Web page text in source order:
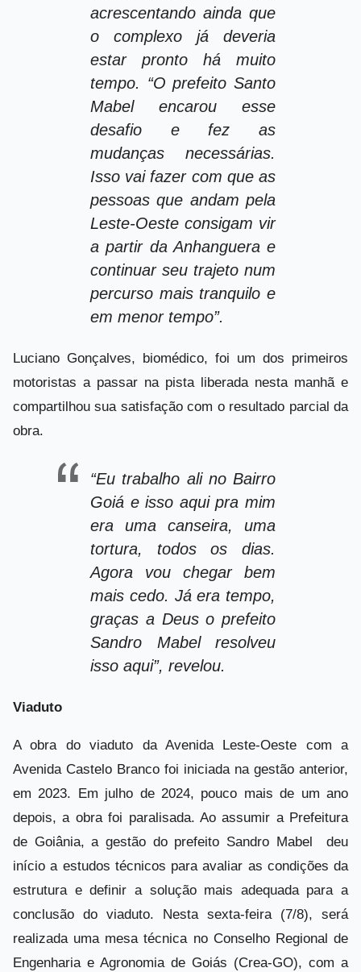
acrescentando ainda que
o complexo já deveria
estar pronto há muito
tempo. “O prefeito Santo
Mabel encarou esse
desafio e fez as
mudanças necessárias.
Isso vai fazer com que as
pessoas que andam pela
Leste-Oeste consigam vir
a partir da Anhanguera e
continuar seu trajeto num
percurso mais tranquilo e
em menor tempo”.
Luciano Gonçalves, biomédico, foi um dos primeiros
motoristas a passar na pista liberada nesta manhã e
compartilhou sua satisfação com o resultado parcial da
obra.
“Eu trabalho ali no Bairro
Goiá e isso aqui pra mim
era uma canseira, uma
tortura, todos os dias.
Agora vou chegar bem
mais cedo. Já era tempo,
graças a Deus o prefeito
Sandro Mabel resolveu
isso aqui”, revelou.
Viaduto
A obra do viaduto da Avenida Leste-Oeste com a
Avenida Castelo Branco foi iniciada na gestão anterior,
em 2023. Em julho de 2024, pouco mais de um ano
depois, a obra foi paralisada. Ao assumir a Prefeitura
de Goiânia, a gestão do prefeito Sandro Mabel deu
início a estudos técnicos para avaliar as condições da
estrutura e definir a solução mais adequada para a
conclusão do viaduto. Nesta sexta-feira (7/8), será
realizada uma mesa técnica no Conselho Regional de
Engenharia e Agronomia de Goiás (Crea-GO), com a